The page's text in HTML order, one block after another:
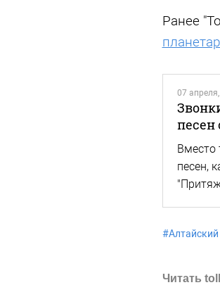
Ранее
07
песен
Вместо
песен,
#Алтайский
Читать